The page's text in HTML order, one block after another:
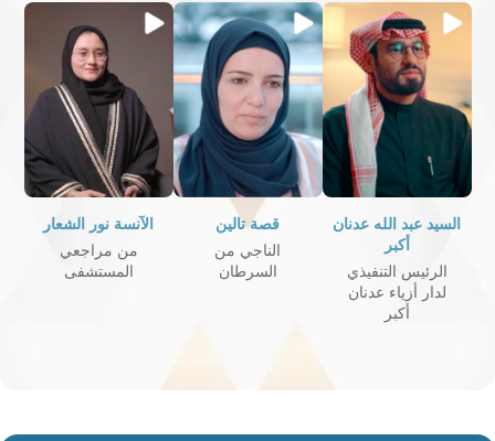
السيد عبد الله عدنان
أكبر
الرئيس التنفيذي
لدار أزياء عدنان
أكبر
قصة تالين
الناجي من
السرطان
الآنسة نور الشعار
من مراجعي
المستشفى